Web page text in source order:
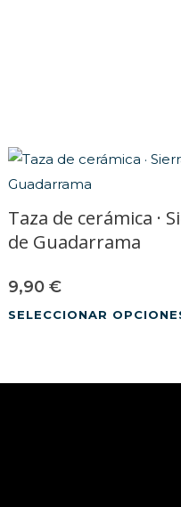
Taza de cerámica ·
de Guadarrama
9,90 €
SELECCIONAR